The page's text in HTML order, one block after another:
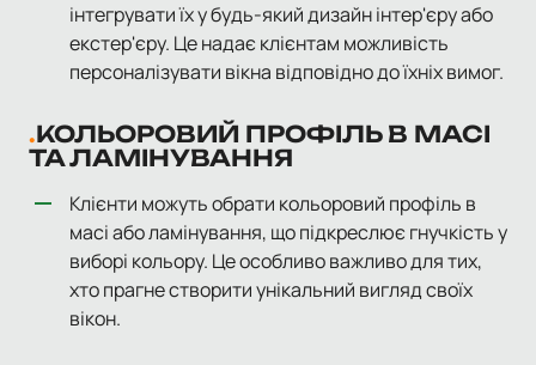
інтегрувати їх у будь-який дизайн інтер'єру або
екстер'єру. Це надає клієнтам можливість
персоналізувати вікна відповідно до їхніх вимог.
КОЛЬОРОВИЙ ПРОФІЛЬ В МАСІ
ТА ЛАМІНУВАННЯ
Клієнти можуть обрати кольоровий профіль в
масі або ламінування, що підкреслює гнучкість у
виборі кольору. Це особливо важливо для тих,
хто прагне створити унікальний вигляд своїх
вікон.